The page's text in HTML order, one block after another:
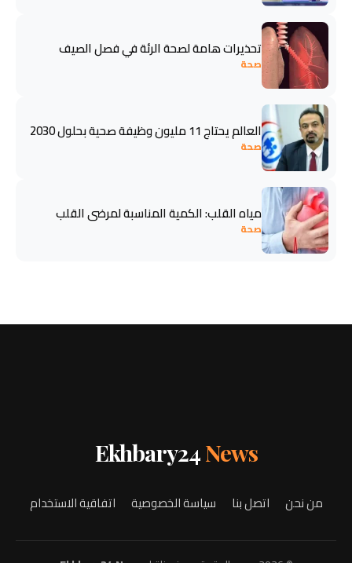
تحذيرات هامة لصحة الرئة في فصل الصيف
صحة
العالم يحتاج 11 مليون وظيفة صحية بحلول 2030
صحة
مياه القلب: الكمية المناسبة لمرضى القلب
صحة
Ekhbary24News
من نحن اتصل بنا سياسة الخصوصية اتفاقية الاستخدام